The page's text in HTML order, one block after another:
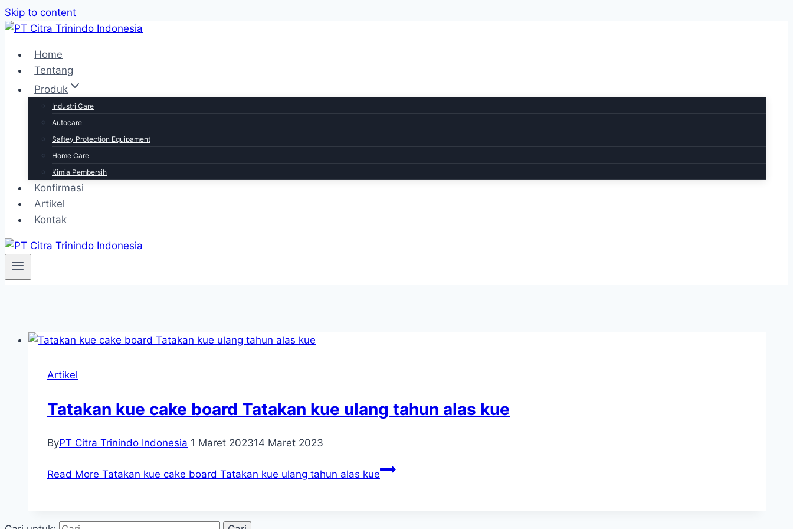
Skip to content
Home
Tentang
Produk
Industri Care
Autocare
Saftey Protection Equipament
Home Care
Kimia Pembersih
Konfirmasi
Artikel
Kontak
Artikel
Tatakan kue cake board Tatakan kue ulang tahun alas kue
ByPT Citra Trinindo Indonesia 1 Maret 202314 Maret 2023
Read More Tatakan kue cake board Tatakan kue ulang tahun alas kue